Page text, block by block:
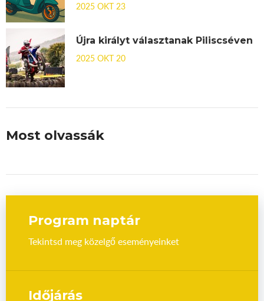
2025 OKT 23
Újra királyt választanak Piliscséven
2025 OKT 20
Most olvassák
Program naptár
Tekintsd meg közelgő eseményeinket
Időjárás